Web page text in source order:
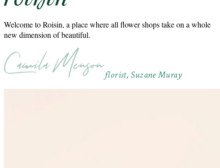
Welcome to Roisin, a place where all flower shops take on a whole
new dimension of beautiful.
florist, Suzane Muray